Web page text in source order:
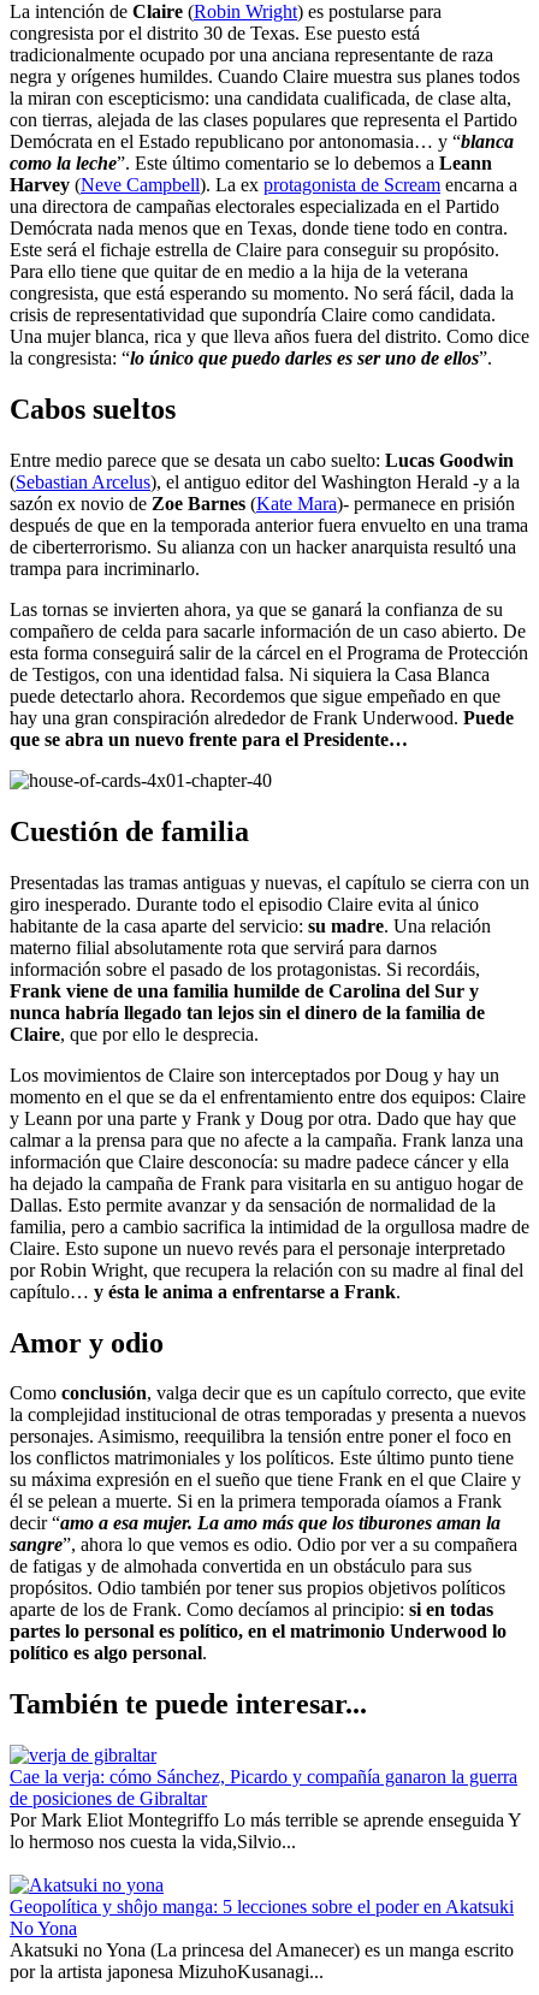
La intención de Claire (Robin Wright) es postularse para
congresista por el distrito 30 de Texas. Ese puesto está
tradicionalmente ocupado por una anciana representante de raza
negra y orígenes humildes. Cuando Claire muestra sus planes todos
la miran con escepticismo: una candidata cualificada, de clase alta,
con tierras, alejada de las clases populares que representa el Partido
Demócrata en el Estado republicano por antonomasia… y “blanca
como la leche”. Este último comentario se lo debemos a Leann
Harvey (Neve Campbell). La ex protagonista de Scream encarna a
una directora de campañas electorales especializada en el Partido
Demócrata nada menos que en Texas, donde tiene todo en contra.
Este será el fichaje estrella de Claire para conseguir su propósito.
Para ello tiene que quitar de en medio a la hija de la veterana
congresista, que está esperando su momento. No será fácil, dada la
crisis de representatividad que supondría Claire como candidata.
Una mujer blanca, rica y que lleva años fuera del distrito. Como dice
la congresista: “lo único que puedo darles es ser uno de ellos”.
Cabos sueltos
Entre medio parece que se desata un cabo suelto: Lucas Goodwin
(Sebastian Arcelus), el antiguo editor del Washington Herald -y a la
sazón ex novio de Zoe Barnes (Kate Mara)- permanece en prisión
después de que en la temporada anterior fuera envuelto en una trama
de ciberterrorismo. Su alianza con un hacker anarquista resultó una
trampa para incriminarlo.
Las tornas se invierten ahora, ya que se ganará la confianza de su
compañero de celda para sacarle información de un caso abierto. De
esta forma conseguirá salir de la cárcel en el Programa de Protección
de Testigos, con una identidad falsa. Ni siquiera la Casa Blanca
puede detectarlo ahora. Recordemos que sigue empeñado en que
hay una gran conspiración alrededor de Frank Underwood. Puede
que se abra un nuevo frente para el Presidente…
Cuestión de familia
Presentadas las tramas antiguas y nuevas, el capítulo se cierra con un
giro inesperado. Durante todo el episodio Claire evita al único
habitante de la casa aparte del servicio: su madre. Una relación
materno filial absolutamente rota que servirá para darnos
información sobre el pasado de los protagonistas. Si recordáis,
Frank viene de una familia humilde de Carolina del Sur y
nunca habría llegado tan lejos sin el dinero de la familia de
Claire, que por ello le desprecia.
Los movimientos de Claire son interceptados por Doug y hay un
momento en el que se da el enfrentamiento entre dos equipos: Claire
y Leann por una parte y Frank y Doug por otra. Dado que hay que
calmar a la prensa para que no afecte a la campaña. Frank lanza una
información que Claire desconocía: su madre padece cáncer y ella
ha dejado la campaña de Frank para visitarla en su antiguo hogar de
Dallas. Esto permite avanzar y da sensación de normalidad de la
familia, pero a cambio sacrifica la intimidad de la orgullosa madre de
Claire. Esto supone un nuevo revés para el personaje interpretado
por Robin Wright, que recupera la relación con su madre al final del
capítulo… y ésta le anima a enfrentarse a Frank.
Amor y odio
Como conclusión, valga decir que es un capítulo correcto, que evite
la complejidad institucional de otras temporadas y presenta a nuevos
personajes. Asimismo, reequilibra la tensión entre poner el foco en
los conflictos matrimoniales y los políticos. Este último punto tiene
su máxima expresión en el sueño que tiene Frank en el que Claire y
él se pelean a muerte. Si en la primera temporada oíamos a Frank
decir “amo a esa mujer. La amo más que los tiburones aman la
sangre”, ahora lo que vemos es odio. Odio por ver a su compañera
de fatigas y de almohada convertida en un obstáculo para sus
propósitos. Odio también por tener sus propios objetivos políticos
aparte de los de Frank. Como decíamos al principio: si en todas
partes lo personal es político, en el matrimonio Underwood lo
político es algo personal.
También te puede interesar...
Cae la verja: cómo Sánchez, Picardo y compañía ganaron la guerra
de posiciones de Gibraltar
Por Mark Eliot Montegriffo Lo más terrible se aprende enseguida Y
lo hermoso nos cuesta la vida,Silvio...
Geopolítica y shôjo manga: 5 lecciones sobre el poder en Akatsuki
No Yona
Akatsuki no Yona (La princesa del Amanecer) es un manga escrito
por la artista japonesa MizuhoKusanagi...